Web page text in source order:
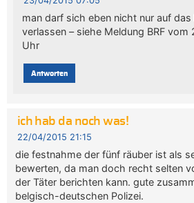
man darf sich eben nicht nur auf
verlassen – siehe Meldung BRF vom
Uhr
Antworten
ich hab da noch was!
22/04/2015 21:15
die festnahme der fünf räuber ist als
bewerten, da man doch recht selten
der Täter berichten kann. gute
belgisch-deutschen Polizei.